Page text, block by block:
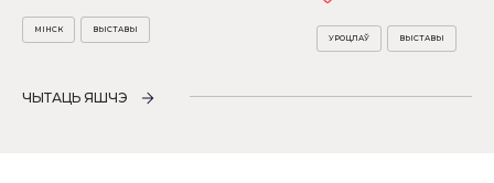
МІНСК ВЫСТАВЫ
УРОЦЛАЎ ВЫСТАВЫ
ЧЫТАЦЬ ЯШЧЭ